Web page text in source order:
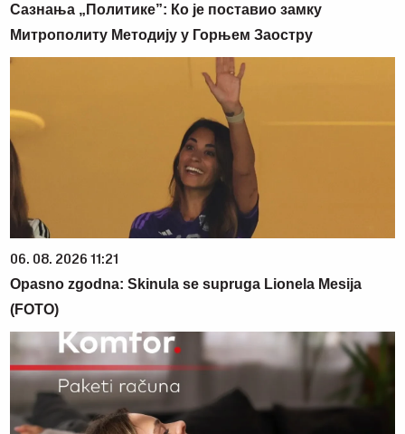
Сазнања „Политике”: Ко је поставио замку
Митрополиту Методију у Горњем Заостру
06. 08. 2026 11:21
Opasno zgodna: Skinula se supruga Lionela Mesija
(FOTO)